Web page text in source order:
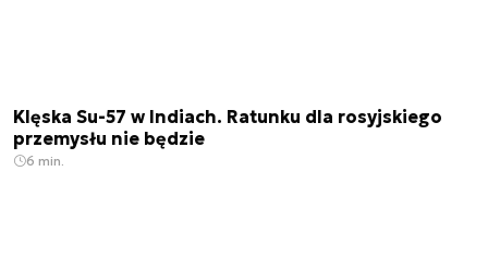
Klęska Su-57 w Indiach. Ratunku dla rosyjskiego
przemysłu nie będzie
6 min.